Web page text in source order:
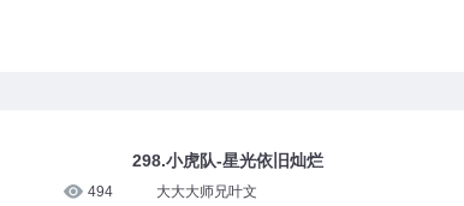
494
298.小虎队-星光依旧灿烂
大大大师兄叶文